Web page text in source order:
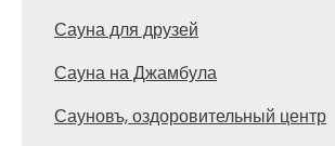
Сауна для друзей
Сауна на Джамбула
Сауновъ, оздоровительный центр